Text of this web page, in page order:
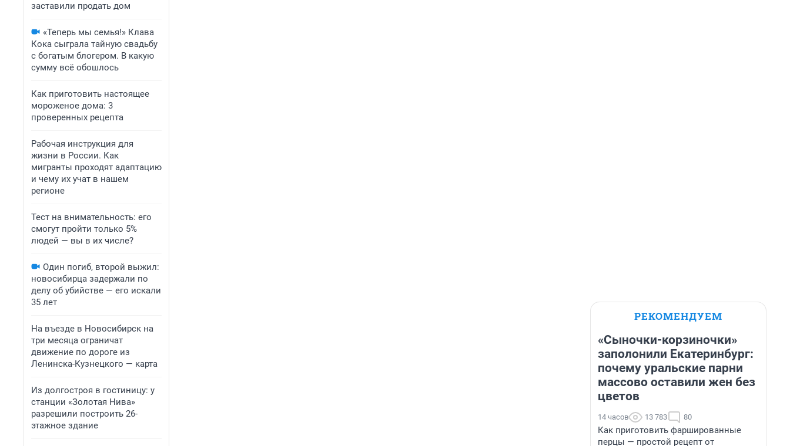
заставили продать дом
«Теперь мы семья!» Клава
Кока сыграла тайную свадьбу
с богатым блогером. В какую
сумму всё обошлось
Как приготовить настоящее
мороженое дома: 3
проверенных рецепта
Рабочая инструкция для
жизни в России. Как
мигранты проходят адаптацию
и чему их учат в нашем
регионе
Тест на внимательность: его
смогут пройти только 5%
людей — вы в их числе?
Один погиб, второй выжил:
новосибирца задержали по
делу об убийстве — его искали
35 лет
На въезде в Новосибирск на
три месяца ограничат
движение по дороге из
Ленинска-Кузнецкого — карта
Из долгостроя в гостиницу: у
станции «Золотая Нива»
разрешили построить 26-
этажное здание
РЕКОМЕНДУЕМ
«Сыночки-корзиночки»
заполонили Екатеринбург:
почему уральские парни
массово оставили жен без
цветов
14 часов 13 783 80
Как приготовить фаршированные
перцы — простой рецепт от